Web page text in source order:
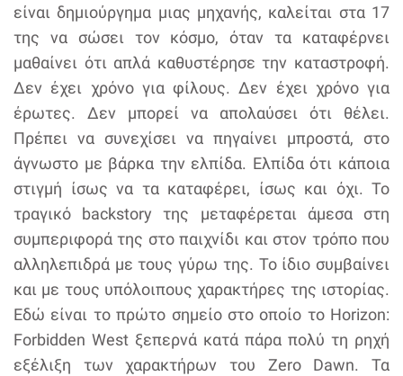
είναι δημιούργημα μιας μηχανής, καλείται στα 17
της να σώσει τον κόσμο, όταν τα καταφέρνει
μαθαίνει ότι απλά καθυστέρησε την καταστροφή.
Δεν έχει χρόνο για φίλους. Δεν έχει χρόνο για
έρωτες. Δεν μπορεί να απολαύσει ότι θέλει.
Πρέπει να συνεχίσει να πηγαίνει μπροστά, στο
άγνωστο με βάρκα την ελπίδα. Ελπίδα ότι κάποια
στιγμή ίσως να τα καταφέρει, ίσως και όχι. Το
τραγικό backstory της μεταφέρεται άμεσα στη
συμπεριφορά της στο παιχνίδι και στον τρόπο που
αλληλεπιδρά με τους γύρω της. Το ίδιο συμβαίνει
και με τους υπόλοιπους χαρακτήρες της ιστορίας.
Εδώ είναι το πρώτο σημείο στο οποίο το Horizon:
Forbidden West ξεπερνά κατά πάρα πολύ τη ρηχή
εξέλιξη των χαρακτήρων του Zero Dawn. Τα